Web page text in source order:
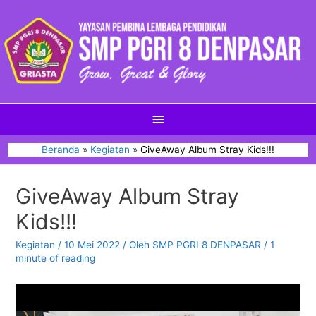
Beranda Kegiatan GiveAway Album Stray Kids!!!
GiveAway Album Stray
Kids!!!
Kegiatan / 10 Mei 2022 / Oleh SMP PGRI 8 DENPASAR / 1
minute of reading